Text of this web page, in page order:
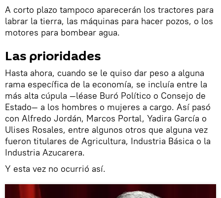
A corto plazo tampoco aparecerán los tractores para
labrar la tierra, las máquinas para hacer pozos, o los
motores para bombear agua.
Las prioridades
Hasta ahora, cuando se le quiso dar peso a alguna
rama específica de la economía, se incluía entre la
más alta cúpula —léase Buró Político o Consejo de
Estado— a los hombres o mujeres a cargo. Así pasó
con Alfredo Jordán, Marcos Portal, Yadira García o
Ulises Rosales, entre algunos otros que alguna vez
fueron titulares de Agricultura, Industria Básica o la
Industria Azucarera.
Y esta vez no ocurrió así.